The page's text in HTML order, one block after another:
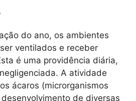
do ano, os ambientes
ventilados e receber
é uma providência diária,
A atividade
ácaros (microrganismos
de diversas